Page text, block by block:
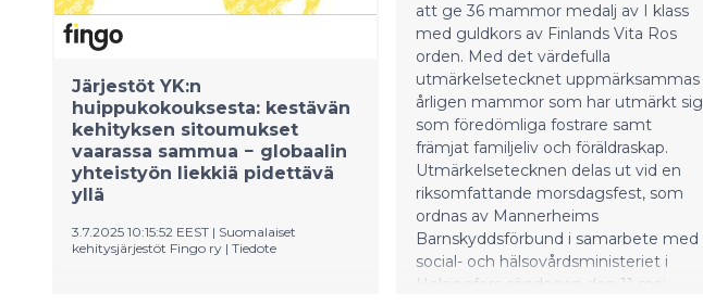
Järjestöt YK:n
huippukokouksesta: kestävän
kehityksen sitoumukset
vaarassa sammua − globaalin
yhteistyön liekkiä pidettävä
yllä
3.7.2025 10:15:52 EEST | Suomalaiset
kehitysjärjestöt Fingo ry | Tiedote
att ge 36 mammor medalj av I klass
med guldkors av Finlands Vita Ros
orden. Med det värdefulla
utmärkelsetecknet uppmärksammas
årligen mammor som har utmärkt sig
som föredömliga fostrare samt
främjat familjeliv och föräldraskap.
Utmärkelsetecknen delas ut vid en
riksomfattande morsdagsfest, som
ordnas av Mannerheims
Barnskyddsförbund i samarbete med
social- och hälsovårdsministeriet i
Helsingfors söndagen den 11 maj